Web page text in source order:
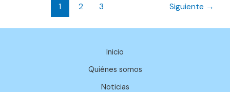
1 2 3 Siguiente →
Inicio
Quiénes somos
Noticias